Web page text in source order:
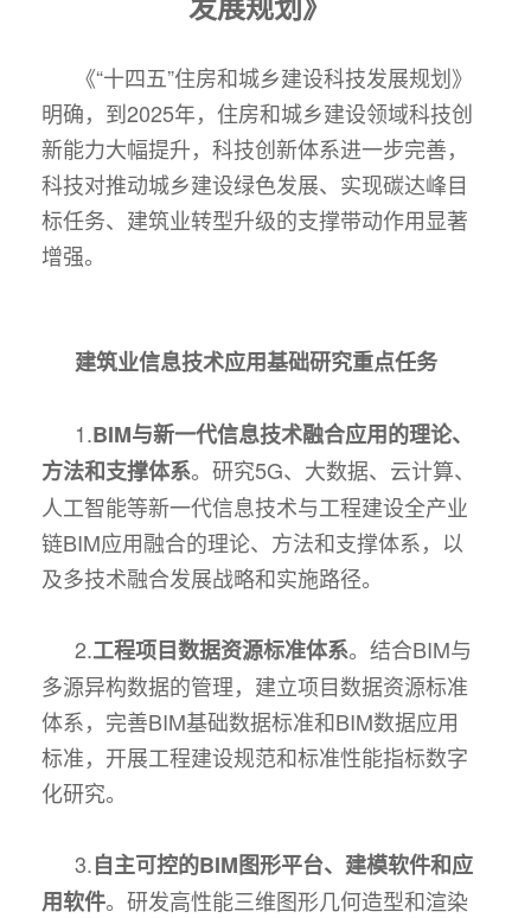
《“十四五”住房和城乡建设科技发展规划》
明确，到2025年，住房和城乡建设领域科技创
新能力大幅提升，科技创新体系进一步完善，
科技对推动城乡建设绿色发展、实现碳达峰目
标任务、建筑业转型升级的支撑带动作用显著
增强。
建筑业信息技术应用基础研究重点任务
1.BIM与新一代信息技术融合应用的理论、
方法和支撑体系。研究5G、大数据、云计算、
人工智能等新一代信息技术与工程建设全产业
链BIM应用融合的理论、方法和支撑体系，以
及多技术融合发展战略和实施路径。
2.工程项目数据资源标准体系。结合BIM与
多源异构数据的管理，建立项目数据资源标准
体系，完善BIM基础数据标准和BIM数据应用
标准，开展工程建设规范和标准性能指标数字
化研究。
3.自主可控的BIM图形平台、建模软件和应
用软件。研发高性能三维图形几何造型和渲染